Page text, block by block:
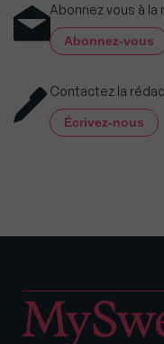
Abonnez vous à
Abonnez-vous
Contactez la
Écrivez-nous